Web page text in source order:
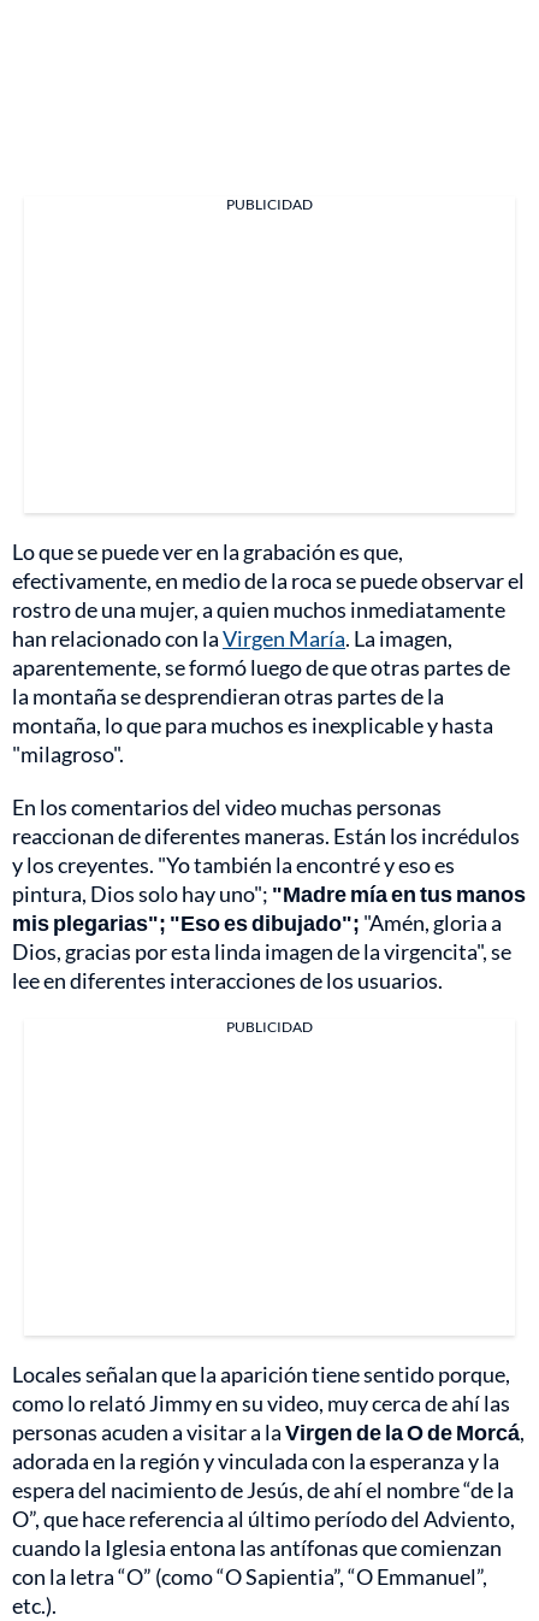
PUBLICIDAD
Lo que se puede ver en la grabación es que,
efectivamente, en medio de la roca se puede observar el
rostro de una mujer, a quien muchos inmediatamente
han relacionado con laVirgen María. La imagen,
aparentemente, se formó luego de que otras partes de
la montaña se desprendieran otras partes de la
montaña, lo que para muchos es inexplicable y hasta
"milagroso".
En los comentarios del video muchas personas
reaccionan de diferentes maneras. Están los incrédulos
y los creyentes. "Yo también la encontré y eso es
pintura, Dios solo hay uno"; "Madre mía en tus manos
mis plegarias"; "Eso es dibujado"; "Amén, gloria a
Dios, gracias por esta linda imagen de la virgencita", se
lee en diferentes interacciones de los usuarios.
PUBLICIDAD
Locales señalan que la aparición tiene sentido porque,
como lo relató Jimmy en su video, muy cerca de ahí las
personas acuden a visitar a laVirgen de la O de Morcá,
adorada en la región y vinculada con la esperanza y la
espera del nacimiento de Jesús, de ahí el nombre “de la
O”, que hace referencia al último período del Adviento,
cuando la Iglesia entona las antífonas que comienzan
con la letra “O” (como “O Sapientia”, “O Emmanuel”,
etc.).